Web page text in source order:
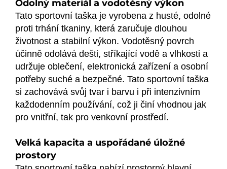
Odolný materiál a vodotěsný výkon
Tato sportovní taška je vyrobena z husté, odolné
proti trhání tkaniny, která zaručuje dlouhou
životnost a stabilní výkon. Vodotěsný povrch
účinně odolává dešti, stříkající vodě a vlhkosti a
udržuje oblečení, elektronická zařízení a osobní
potřeby suché a bezpečné. Tato sportovní taška
si zachovává svůj tvar i barvu i při intenzivním
každodenním používání, což ji činí vhodnou jak
pro vnitřní, tak pro venkovní prostředí.
Velká kapacita a uspořádané úložné
prostory